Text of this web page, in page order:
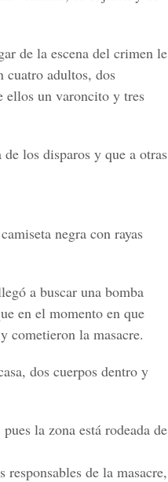
de la escena del crimen le
cuatro adultos, dos
ellos un varoncito y tres
de los disparos y que a otras
negra con rayas
a buscar una bomba
en el momento en que
cometieron la masacre.
dos cuerpos dentro y
la zona está rodeada de
de la masacre,